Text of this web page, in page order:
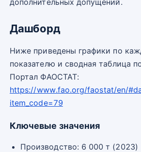
дополнительных допущений.
Дашборд
Ниже приведены графики по
показателю и сводная таблица
Портал ФАОСТАТ:
https://www.fao.org/faostat/en/
item_code=79
Ключевые значения
Производство: 6 000 т (2023)